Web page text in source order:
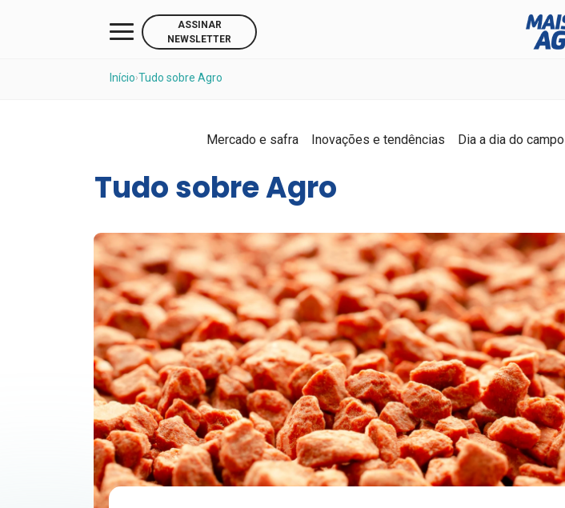
ASSINAR
NEWSLETTER
Início›Tudo sobre Agro
Mercado e safra Inovações e tendências Dia a dia do campo
Tudo sobre Agro